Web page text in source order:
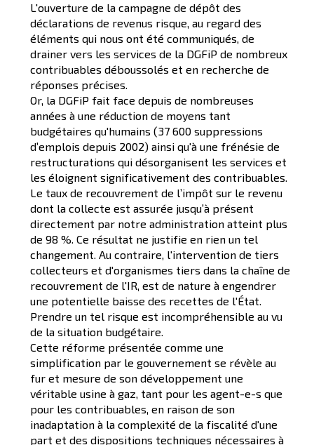
L'ouverture de la campagne de dépôt des
déclarations de revenus risque, au regard des
éléments qui nous ont été communiqués, de
drainer vers les services de la DGFiP de nombreux
contribuables déboussolés et en recherche de
réponses précises.
Or, la DGFiP fait face depuis de nombreuses
années à une réduction de moyens tant
budgétaires qu'humains (37 600 suppressions
d’emplois depuis 2002) ainsi qu'à une frénésie de
restructurations qui désorganisent les services et
les éloignent significativement des contribuables.
Le taux de recouvrement de l’impôt sur le revenu
dont la collecte est assurée jusqu’à présent
directement par notre administration atteint plus
de 98 %. Ce résultat ne justifie en rien un tel
changement. Au contraire, l'intervention de tiers
collecteurs et d'organismes tiers dans la chaîne de
recouvrement de l'IR, est de nature à engendrer
une potentielle baisse des recettes de l'État.
Prendre un tel risque est incompréhensible au vu
de la situation budgétaire.
Cette réforme présentée comme une
simplification par le gouvernement se révèle au
fur et mesure de son développement une
véritable usine à gaz, tant pour les agent-e-s que
pour les contribuables, en raison de son
inadaptation à la complexité de la fiscalité d'une
part et des dispositions techniques nécessaires à